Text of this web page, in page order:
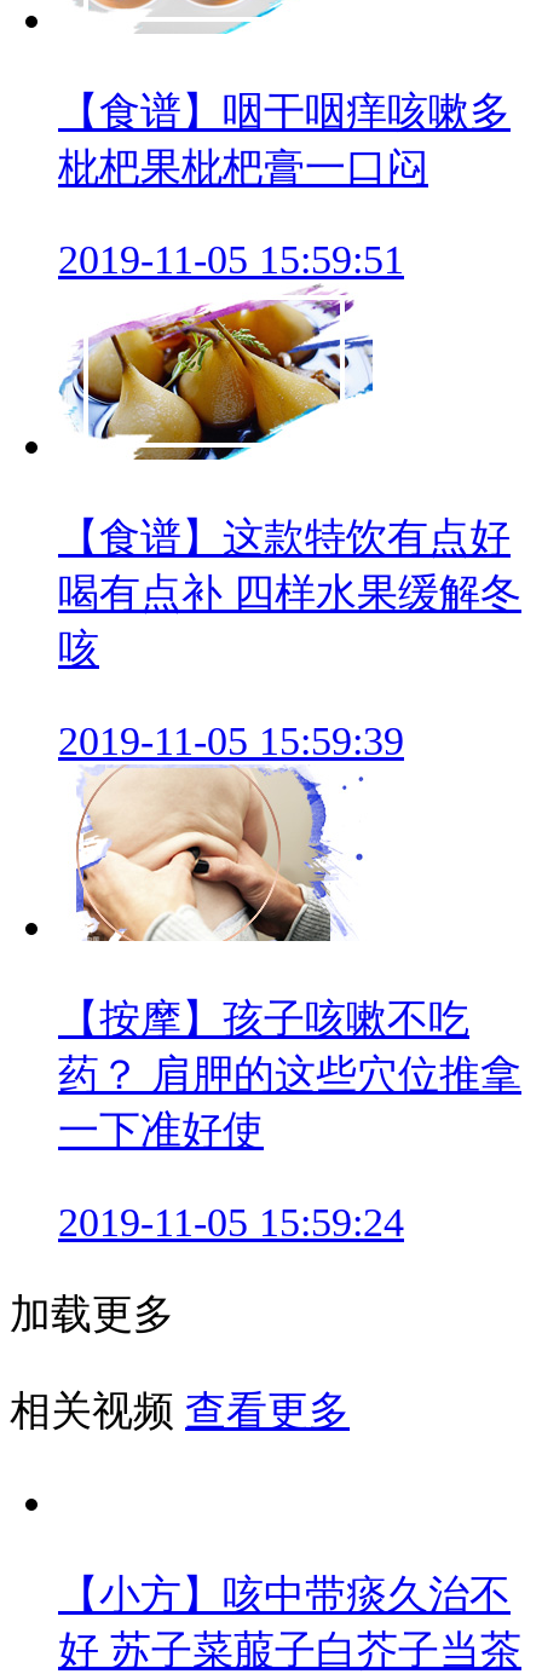
【食谱】咽干咽痒咳嗽多
枇杷果枇杷膏一口闷
2019-11-05 15:59:51
【食谱】这款特饮有点好
喝有点补 四样水果缓解冬
咳
2019-11-05 15:59:39
【按摩】孩子咳嗽不吃
药？ 肩胛的这些穴位推拿
一下准好使
2019-11-05 15:59:24
加载更多
相关视频 查看更多
【小方】咳中带痰久治不
好 苏子菜菔子白芥子当茶